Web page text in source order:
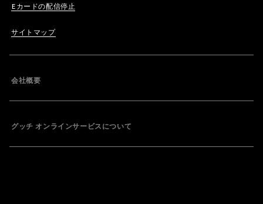
Eカードの配信停止
サイトマップ
会社概要
グッチ オンラインサービスについて